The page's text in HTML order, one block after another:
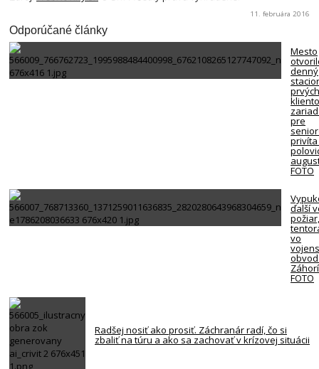
11. februára 2016
Odporúčané články
Mesto
denný
prvých
pre
FOTO
ďalší
požiar,
vo
FOTO
Radšej nosiť ako prosiť. Záchranár radí, čo si
zbaliť na túru a ako sa zachovať v krízovej situácii